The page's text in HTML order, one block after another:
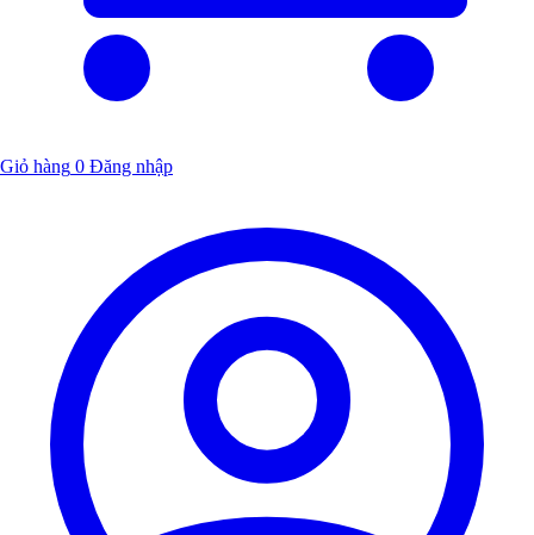
Giỏ hàng 0 Đăng nhập